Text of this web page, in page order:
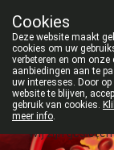
Wij zijn
Cookies
Deze website maakt
cookies om uw
verbeteren en om onze
aanbiedingen aan te
uw interesses. Door op
website te blijven,
gebruik van cookies.
meer info.